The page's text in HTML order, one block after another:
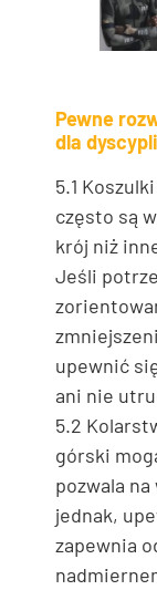
Pewne
dla
5.1
często są
krój niż
Jeśli
upewnić
ani nie
5.2
górski
pozwala
jednak,
zapewnia